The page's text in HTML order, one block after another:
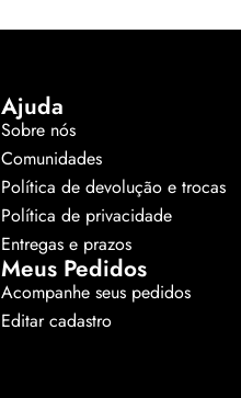
Ajuda
Sobre nós
Comunidades
Política de devolução e trocas
Política de privacidade
Entregas e prazos
Meus Pedidos
Acompanhe seus pedidos
Editar cadastro